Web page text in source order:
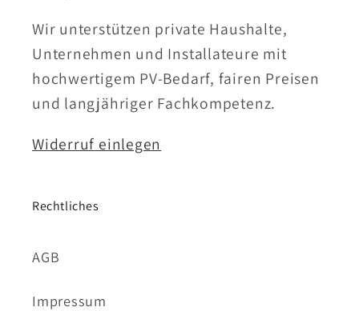
Wir unterstützen private Haushalte,
Unternehmen und Installateure mit
hochwertigem PV-Bedarf, fairen Preisen
und langjähriger Fachkompetenz.
Widerruf einlegen
Rechtliches
AGB
Impressum